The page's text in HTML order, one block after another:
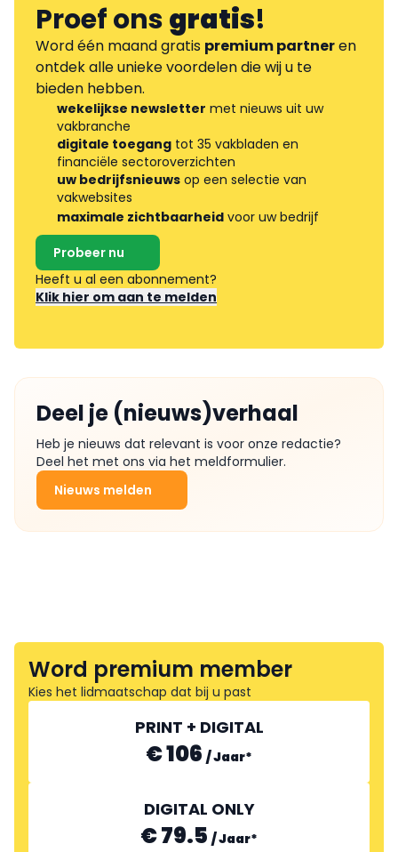
Proef onsgratis!
Word één maand gratis premium partneren
ontdek alle unieke voordelen die wij u te
bieden hebben.
wekelijkse newsletter met nieuws uit uw
vakbranche
digitale toegang tot 35 vakbladen en
financiële sectoroverzichten
uw bedrijfsnieuws op een selectie van
vakwebsites
maximale zichtbaarheid voor uw bedrijf
Probeer nu
Heeft u al een abonnement?
Klik hier om aan te melden
Deel je (nieuws)verhaal
Heb je nieuws dat relevant is voor onze redactie?
Deel het met ons via het meldformulier.
Nieuws melden
Word premium member
Kies het lidmaatschap dat bij u past
PRINT + DIGITAL
€ 106 /Jaar*
DIGITAL ONLY
€ 79.5 /Jaar*